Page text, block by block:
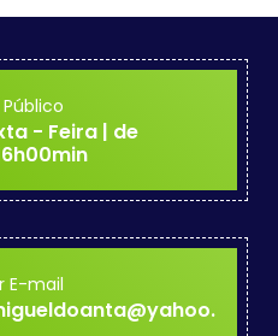
- Feira | de
E-mail